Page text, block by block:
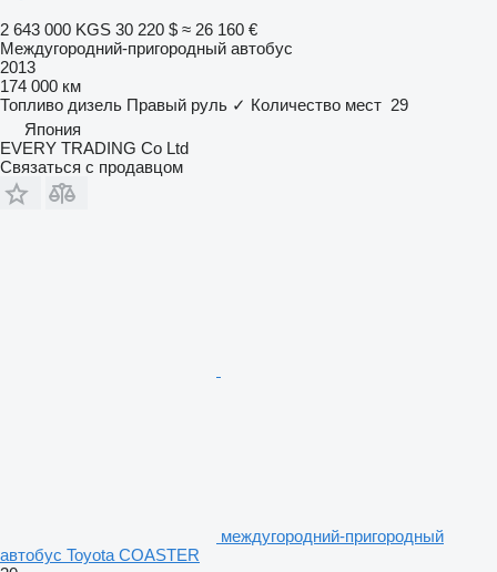
2 643 000 KGS 30 220 $ ≈ 26 160 €
Междугородний-пригородный автобус
2013
174 000 км
Топливо дизель Правый руль ✓ Количество мест 29
Япония
EVERY TRADING Co Ltd
Связаться с продавцом
междугородний-пригородный
автобус Toyota COASTER